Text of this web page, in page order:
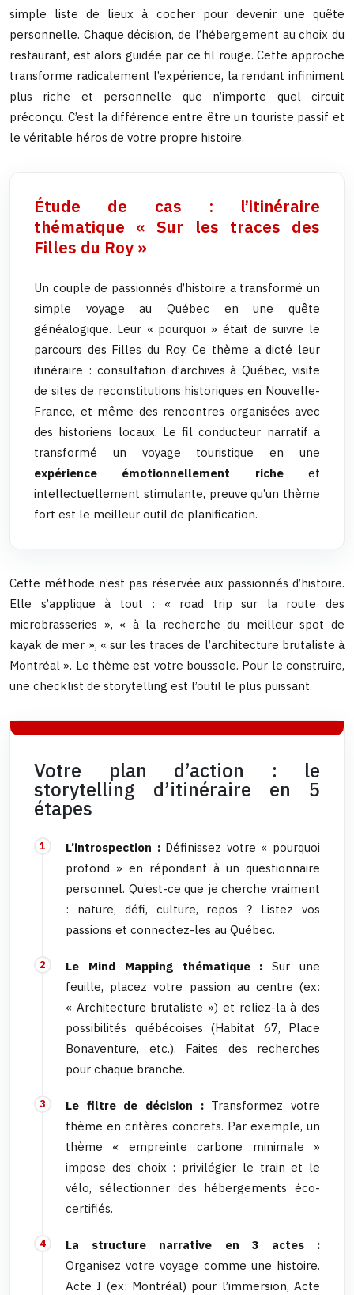
simple liste de lieux à cocher pour devenir une quête
personnelle. Chaque décision, de l’hébergement au choix du
restaurant, est alors guidée par ce fil rouge. Cette approche
transforme radicalement l’expérience, la rendant infiniment
plus riche et personnelle que n’importe quel circuit
préconçu. C’est la différence entre être un touriste passif et
le véritable héros de votre propre histoire.
Étude de cas : l’itinéraire
thématique « Sur les traces des
Filles du Roy »
Un couple de passionnés d’histoire a transformé un
simple voyage au Québec en une quête
généalogique. Leur « pourquoi » était de suivre le
parcours des Filles du Roy. Ce thème a dicté leur
itinéraire : consultation d’archives à Québec, visite
de sites de reconstitutions historiques en Nouvelle-
France, et même des rencontres organisées avec
des historiens locaux. Le fil conducteur narratif a
transformé un voyage touristique en une
expérience émotionnellement richeet
intellectuellement stimulante, preuve qu’un thème
fort est le meilleur outil de planification.
Cette méthode n’est pas réservée aux passionnés d’histoire.
Elle s’applique à tout : « road trip sur la route des
microbrasseries », « à la recherche du meilleur spot de
kayak de mer », « sur les traces de l’architecture brutaliste à
Montréal ». Le thème est votre boussole. Pour le construire,
une checklist de storytelling est l’outil le plus puissant.
Votre plan d’action : le
storytelling d’itinéraire en 5
étapes
L’introspection :Définissez votre « pourquoi
profond » en répondant à un questionnaire
personnel. Qu’est-ce que je cherche vraiment
: nature, défi, culture, repos ? Listez vos
passions et connectez-les au Québec.
Le Mind Mapping thématique : Sur une
feuille, placez votre passion au centre (ex:
« Architecture brutaliste ») et reliez-la à des
possibilités québécoises (Habitat 67, Place
Bonaventure, etc.). Faites des recherches
pour chaque branche.
Le filtre de décision :Transformez votre
thème en critères concrets. Par exemple, un
thème « empreinte carbone minimale »
impose des choix : privilégier le train et le
vélo, sélectionner des hébergements éco-
certifiés.
La structure narrative en 3 actes :
Organisez votre voyage comme une histoire.
Acte I (ex: Montréal) pour l’immersion, Acte